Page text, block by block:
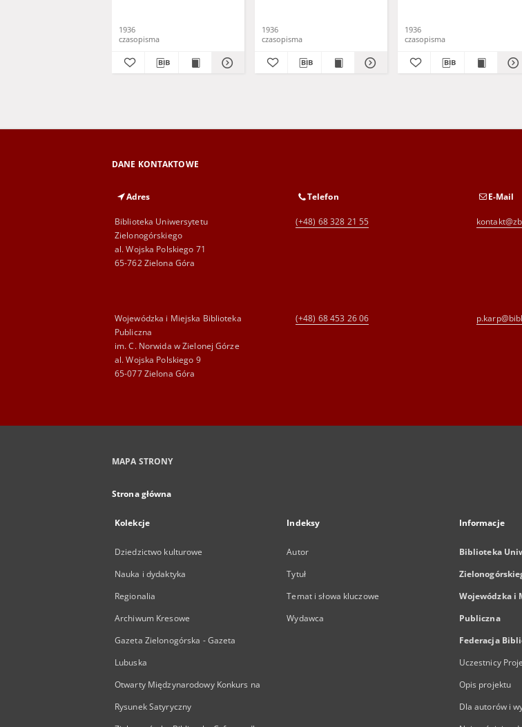
1936
czasopisma
1936
czasopisma
1936
czasopisma
DANE KONTAKTOWE
Adres
Biblioteka Uniwersytetu
Zielonogórskiego
al. Wojska Polskiego 71
65-762 Zielona Góra
Telefon
(+48) 68 328 21 55
E-Mail
Wojewódzka i Miejska Biblioteka
Publiczna
im. C. Norwida w Zielonej Górze
al. Wojska Polskiego 9
65-077 Zielona Góra
(+48) 68 453 26 06
MAPA STRONY
Strona główna
Kolekcje
Dziedzictwo kulturowe
Nauka i dydaktyka
Regionalia
Archiwum Kresowe
Gazeta Zielonogórska - Gazeta
Lubuska
Otwarty Międzynarodowy Konkurs na
Rysunek Satyryczny
Indeksy
Autor
Tytuł
Temat i słowa kluczowe
Wydawca
Informacje
Biblioteka
Wojewódzka i
Publiczna
Federacja
Uczestnicy
Opis projektu
Dla autorów i